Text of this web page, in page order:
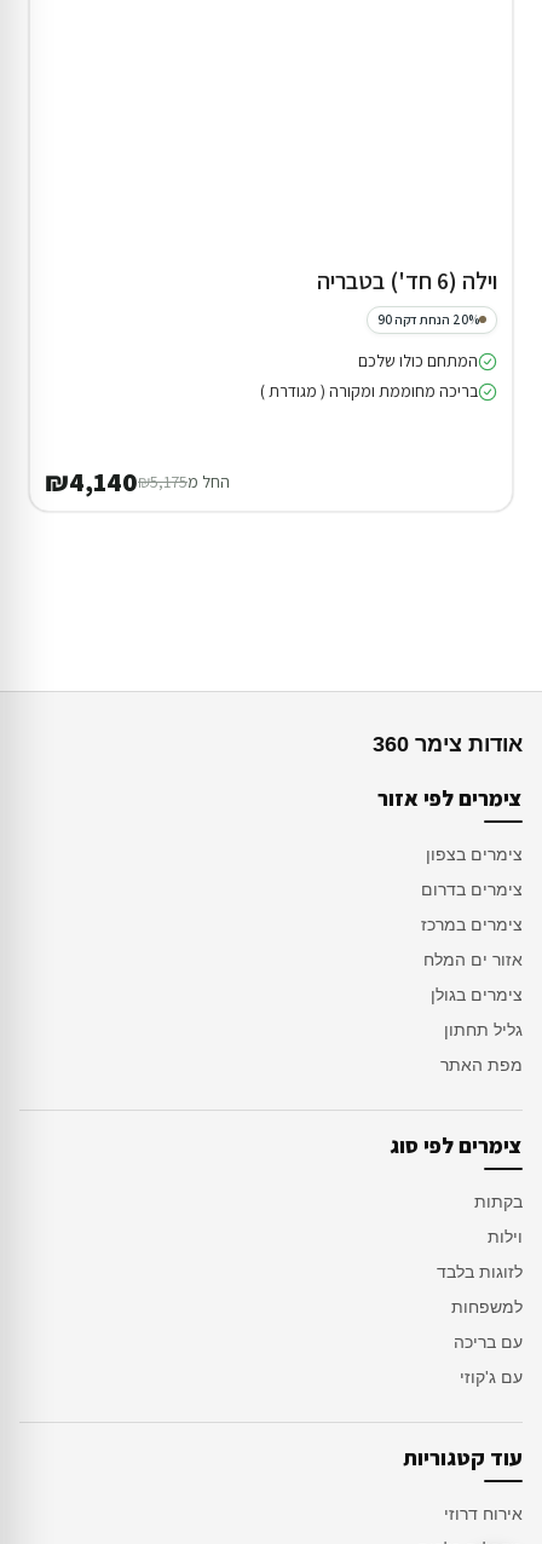
וילה (6 חד') בטבריה
20% הנחת דקה 90
המתחם כולו שלכם
בריכה מחוממת ומקורה ( מגודרת )
החל מ₪5,175
₪4,140
אודות צימר 360
צימרים לפי אזור
צימרים בצפון
צימרים בדרום
צימרים במרכז
אזור ים המלח
צימרים בגולן
גליל תחתון
מפת האתר
צימרים לפי סוג
בקתות
וילות
לזוגות בלבד
למשפחות
עם בריכה
עם ג'קוזי
עוד קטגוריות
אירוח דרוזי